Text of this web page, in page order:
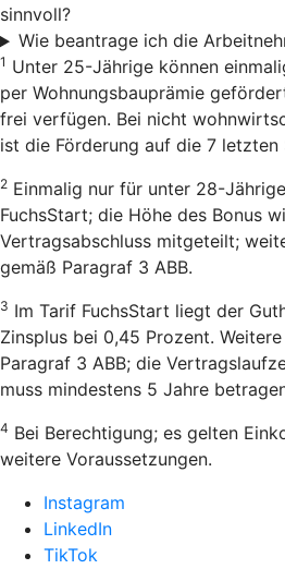
sinnvoll?
Wie beantrage ich die
1 Unter 25-Jährige können
per Wohnungsbauprämie
frei verfügen. Bei nicht
ist die Förderung auf die 7 letzten
2 Einmalig nur für unter 28-
FuchsStart; die Höhe des Bonus
Vertragsabschluss mitgeteilt;
gemäß Paragraf 3 ABB.
3 Im Tarif FuchsStart liegt der
Zinsplus bei 0,45 Prozent.
Paragraf 3 ABB; die
muss mindestens 5 Jahre
4 Bei Berechtigung; es gelten
weitere Voraussetzungen.
Instagram
LinkedIn
TikTok